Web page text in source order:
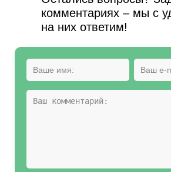
комментариях – мы с
на них ответим!